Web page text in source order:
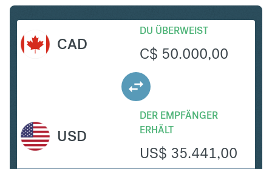
CAD
DU ÜBERWEIST
C$ 50.000,00
DER EMPFÄNGER
ERHÄLT
US$ 35.441,00
USD